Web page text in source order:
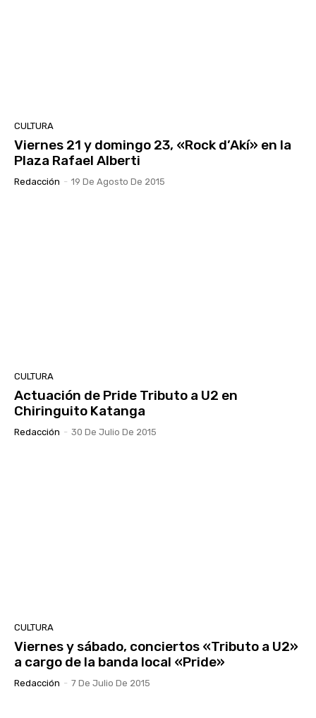
CULTURA
Viernes 21 y domingo 23, «Rock d’Akí» en la
Plaza Rafael Alberti
Redacción - 19 De Agosto De 2015
CULTURA
Actuación de Pride Tributo a U2 en
Chiringuito Katanga
Redacción - 30 De Julio De 2015
CULTURA
Viernes y sábado, conciertos «Tributo a U2»
a cargo de la banda local «Pride»
Redacción - 7 De Julio De 2015